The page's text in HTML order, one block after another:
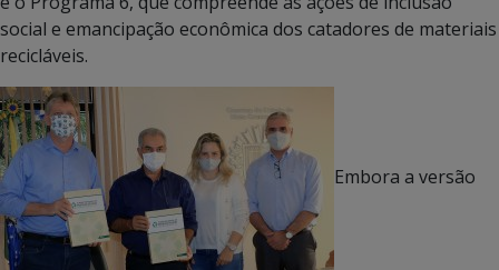
social e emancipação econômica dos catadores de materiais
recicláveis.
Embora a versão